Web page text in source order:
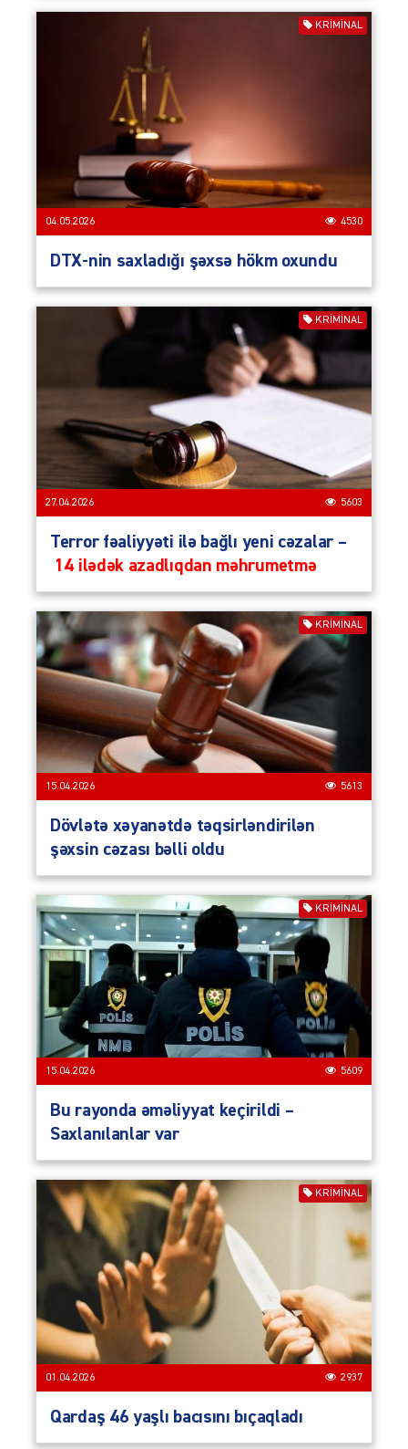
KRIMINAL
04.05.2026 4530
DTX-nin saxladığı şəxsə hökm oxundu
KRIMINAL
27.04.2026 5603
Terror fəaliyyəti ilə bağlı yeni cəzalar –
14 ilədək azadlıqdan məhrumetmə
KRIMINAL
15.04.2026 5613
Dövlətə xəyanətdə təqsirləndirilən
şəxsin cəzası bəlli oldu
KRIMINAL
15.04.2026 5609
Bu rayonda əməliyyat keçirildi –
Saxlanılanlar var
KRIMINAL
01.04.2026 2937
Qardaş 46 yaşlı bacısını bıçaqladı